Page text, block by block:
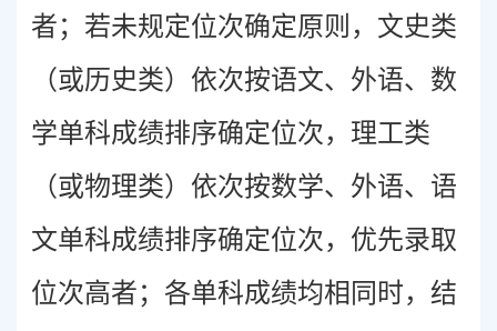
者；若未规定位次确定原则，文史类
（或历史类）依次按语文、外语、数
学单科成绩排序确定位次，理工类
（或物理类）依次按数学、外语、语
文单科成绩排序确定位次，优先录取
位次高者；各单科成绩均相同时，结